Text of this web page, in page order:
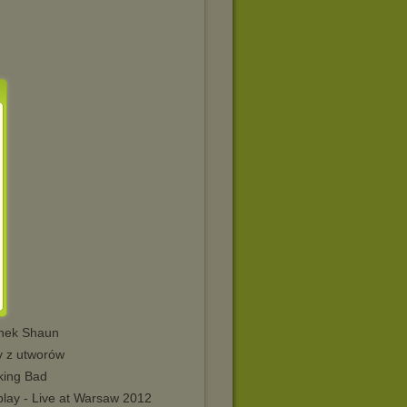
Shaun
z utworów
Bad
- Live at Warsaw 2012